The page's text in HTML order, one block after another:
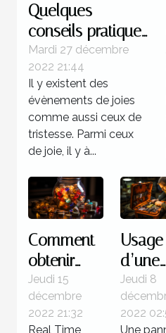
Quelques
conseils pratiques
pour réussir
l'organisation d'un
anniversaire
Mardi 27 décembre
2022 21:44
Il y existent des
évènements de joies
comme aussi ceux de
tristesse. Parmi ceux
de joie, il y à...
Comment
obtenir
des
jackpots
sur Real
Jeudi 15
décembre
2022 21:32
Real Time
Usage
d’une
valise
:
Jeudi 8
2022
Une